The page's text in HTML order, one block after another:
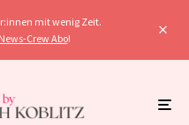
mit wenig Zeit.
News-Crew Abo!